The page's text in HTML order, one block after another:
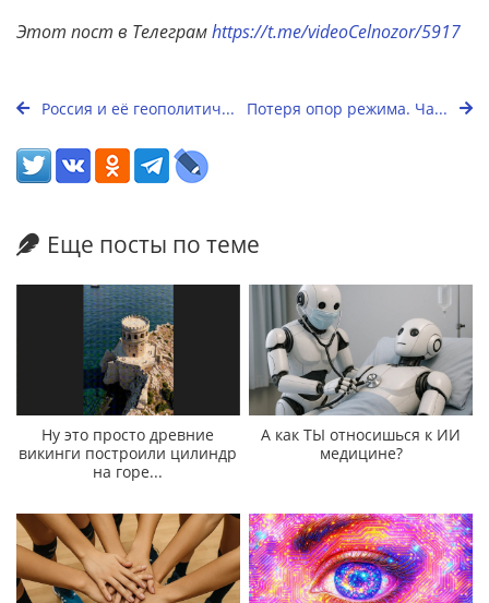
Этот пост в Телеграмhttps://t.me/videoCelnozor/5917
Россия и её геополитич... Потеря опор режима. Ча...
Еще посты по теме
Ну это просто древние
викинги построили цилиндр
на горе...
А как ТЫ относишься к ИИ
медицине?